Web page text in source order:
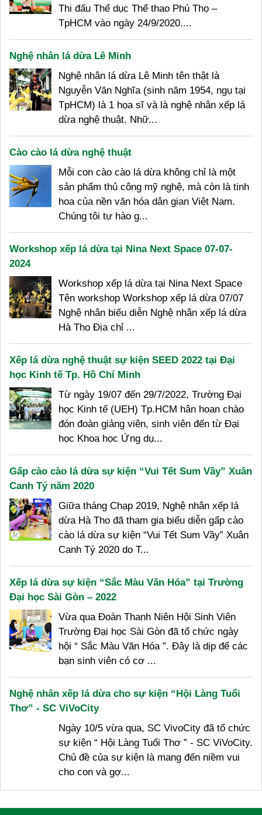
Thi đấu Thể dục Thể thao Phú Thọ –
TpHCM vào ngày 24/9/2020....
Nghệ nhân lá dừa Lê Minh
Nghệ nhân lá dừa Lê Minh tên thật là
Nguyễn Văn Nghĩa (sinh năm 1954, ngụ tại
TpHCM) là 1 họa sĩ và là nghệ nhân xếp lá
dừa nghệ thuật. Nhữ...
Cào cào lá dừa nghệ thuật
Mỗi con cào cào lá dừa không chỉ là một
sản phẩm thủ công mỹ nghệ, mà còn là tinh
hoa của nền văn hóa dân gian Việt Nam.
Chúng tôi tự hào g...
Workshop xếp lá dừa tại Nina Next Space 07-07-
2024
Workshop xếp lá dừa tại Nina Next Space
Tên workshop Workshop xếp lá dừa 07/07
Nghệ nhân biểu diễn Nghệ nhân xếp lá dừa
Hà Tho Địa chỉ ...
Xếp lá dừa nghệ thuật sự kiện SEED 2022 tại Đại
học Kinh tế Tp. Hồ Chí Minh
Từ ngày 19/07 đến 29/7/2022, Trường Đại
học Kinh tế (UEH) Tp.HCM hân hoan chào
đón đoàn giảng viên, sinh viên đến từ Đại
học Khoa học Ứng dụ...
Gấp cào cào lá dừa sự kiện “Vui Tết Sum Vầy” Xuân
Canh Tý năm 2020
Giữa tháng Chạp 2019, Nghệ nhân xếp lá
dừa Hà Tho đã tham gia biểu diễn gấp cào
cào lá dừa sự kiện “Vui Tết Sum Vầy” Xuân
Canh Tý 2020 do T...
Xếp lá dừa sự kiện “Sắc Màu Văn Hóa” tại Trường
Đại học Sài Gòn – 2022
Vừa qua Đoàn Thanh Niên Hội Sinh Viên
Trường Đại học Sài Gòn đã tổ chức ngày
hội “ Sắc Màu Văn Hóa ”. Đây là dịp để các
bạn sinh viên có cơ ...
Nghệ nhân xếp lá dừa cho sự kiện “Hội Làng Tuổi
Thơ” - SC ViVoCity
Ngày 10/5 vừa qua, SC VivoCity đã tổ chức
sự kiện “ Hội Làng Tuổi Thơ ” - SC ViVoCity.
Chủ đề của sự kiện là mang đến niềm vui
cho con và gợ...